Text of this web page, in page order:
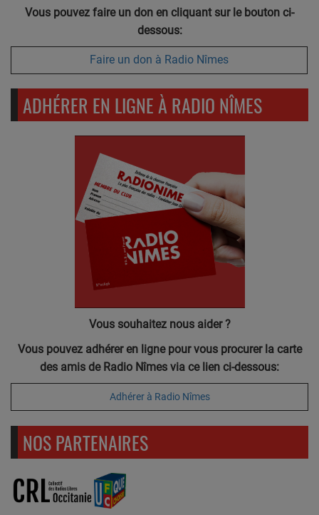
Vous pouvez faire un don en cliquant sur le bouton ci-
dessous:
Faire un don à Radio Nîmes
ADHÉRER EN LIGNE À RADIO NÎMES
Vous souhaitez nous aider ?
Vous pouvez adhérer en ligne pour vous procurer la carte
des amis de Radio Nîmes via ce lien ci-dessous:
Adhérer à Radio Nîmes
NOS PARTENAIRES